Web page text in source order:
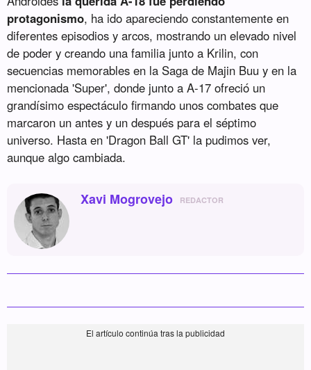
protagonismo, ha ido apareciendo constantemente en
diferentes episodios y arcos, mostrando un elevado nivel
de poder y creando una familia junto a Krilin, con
secuencias memorables en la Saga de Majin Buu y en la
mencionada 'Super', donde junto a A-17 ofreció un
grandísimo espectáculo firmando unos combates que
marcaron un antes y un después para el séptimo
universo. Hasta en 'Dragon Ball GT' la pudimos ver,
aunque algo cambiada.
Xavi Mogrovejo REDACTOR